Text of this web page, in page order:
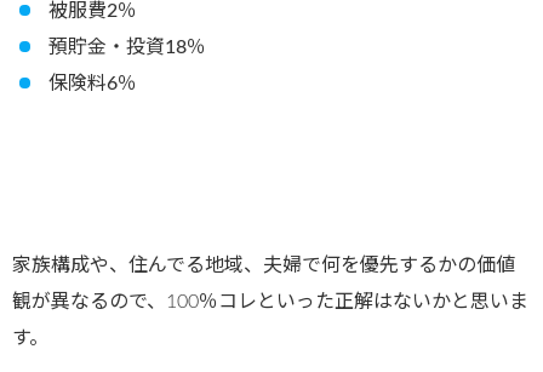
被服費2％
預貯金・投資18％
保険料6％
家族構成や、住んでる地域、夫婦で何を優先するかの価値
観が異なるので、100％コレといった正解はないかと思いま
す。